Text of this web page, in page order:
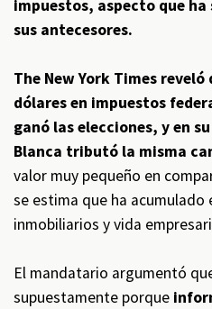
impuestos, aspecto que ha
sus antecesores.
The New York Times
dólares en impuestos
ganó las elecciones, y en
Blanca tributó la misma
valor muy pequeño en
se estima que ha acumulado
inmobiliarios y vida
El mandatario argumentó
supuestamente porque